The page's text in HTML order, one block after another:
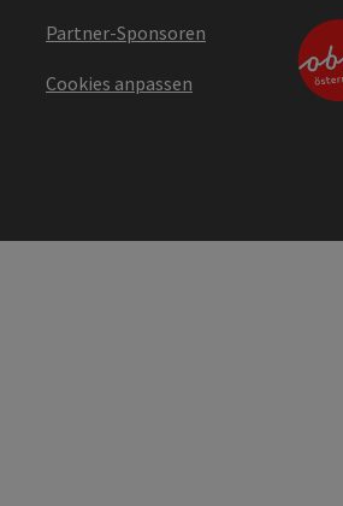
Partner-Sponsoren
Cookies anpassen